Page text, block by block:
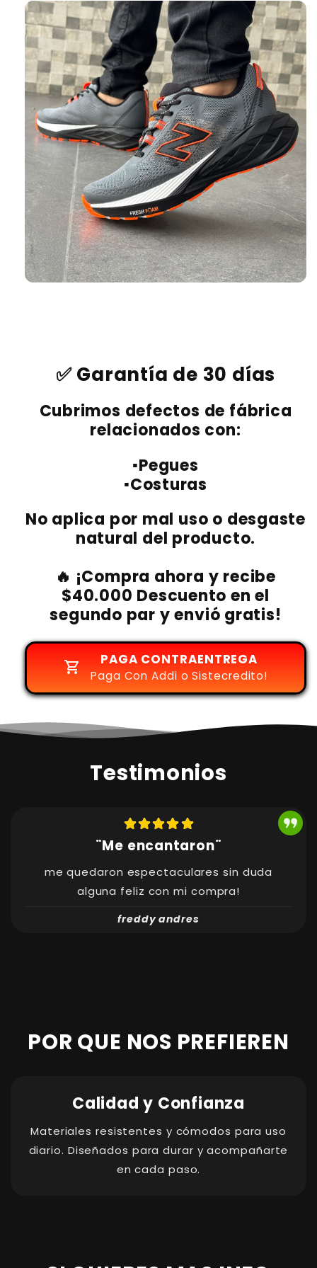
✅ Garantía de 30 días
Cubrimos defectos de fábrica
relacionados con:
▪️Pegues
▪️Costuras
No aplica por mal uso o desgaste
natural del producto.
🔥 ¡Compra ahora y recibe
$40.000 Descuento en el
segundo par y envió gratis!
PAGA CONTRAENTREGA
Paga Con Addi o Sistecredito!
Testimonios
¨Me encantaron¨
me quedaron espectaculares sin duda
alguna feliz con mi compra!
freddy andres
POR QUE NOS PREFIEREN
Calidad y Confianza
Materiales resistentes y cómodos para uso
diario. Diseñados para durar y acompañarte
en cada paso.